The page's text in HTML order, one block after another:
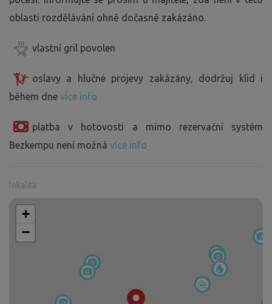
oblasti rozdělávání ohně dočasně zakázáno.
vlastní gril povolen
oslavy a hlučné projevy zakázány, dodržuj klid i
během dne více info
platba v hotovosti a mimo rezervační systém
Bezkempu není možná více info
lokalita
+
−